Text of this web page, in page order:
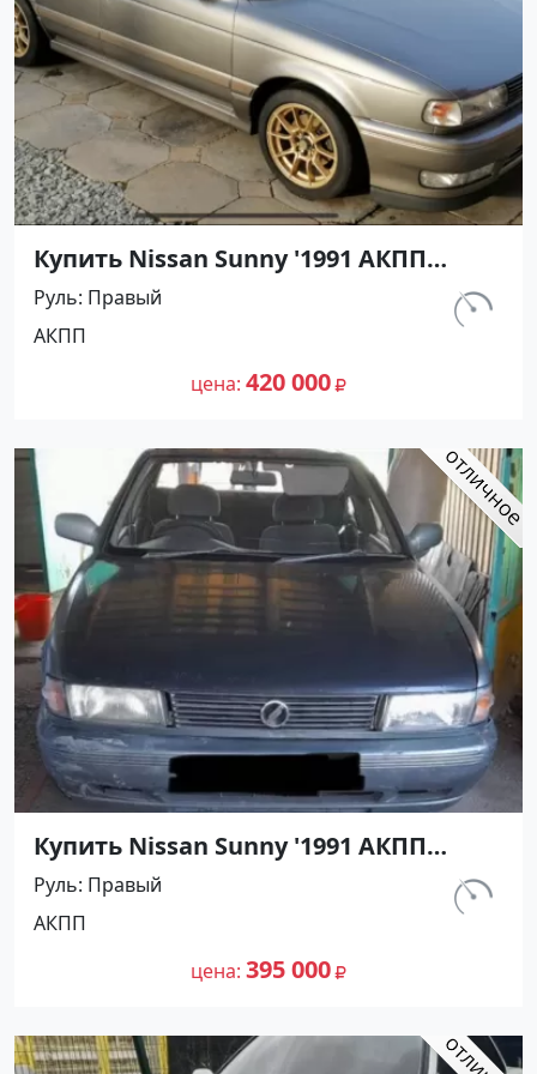
Купить Nissan Sunny '1991 АКПП
(1400/75 л.с.) Бензин инжектор
Воронежская цвет Серый Седан по
цене 420000 рублей, объявление
№27501 на сайте Авторынок23
км.
Руль Правый
АКПП
цена 420 000
Купить Nissan Sunny '1991 АКПП
(1400/75 л.с.) Бензин инжектор
Кореновск цвет Серый Седан по
цене 395000 рублей, объявление
№27500 на сайте Авторынок23
Руль Правый
АКПП
цена 395 000